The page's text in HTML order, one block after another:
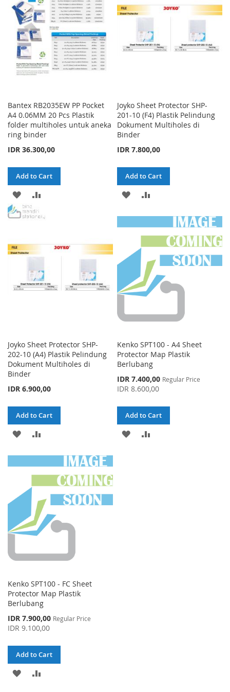
LIST
LIST
Bantex RB2035EW PP Pocket
A4 0.06MM 20 Pcs Plastik
folder multiholes untuk aneka
ring binder
IDR 36.300,00
Add to Cart
ADD
TO
LIST
Joyko Sheet Protector SHP-
201-10 (F4) Plastik Pelindung
Dokument Multiholes di
Binder
IDR 7.800,00
Add to Cart
ADD
WISH
LIST
COMPARE
Joyko Sheet Protector SHP-
202-10 (A4) Plastik Pelindung
Dokument Multiholes di
Binder
IDR 6.900,00
Add to Cart
ADD
WISH
LIST
COMPARE
Kenko SPT100 - A4 Sheet
Protector Map Plastik
Berlubang
Special
Price
IDR 7.400,00 Regular Price
IDR 8.600,00
Add to Cart
ADD
Kenko SPT100 - FC Sheet
Protector Map Plastik
Berlubang
Special
Price
IDR 7.900,00 Regular Price
IDR 9.100,00
Add to Cart
ADD